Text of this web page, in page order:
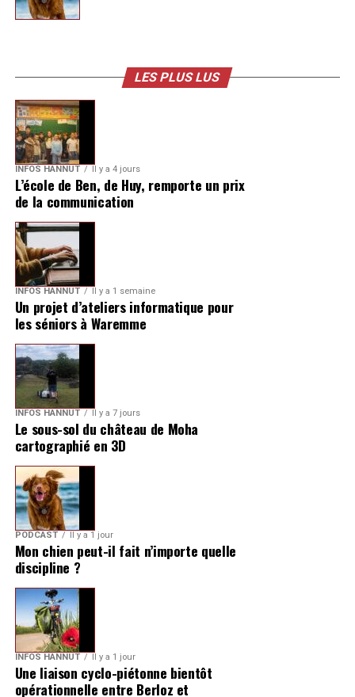
LES PLUS LUS
INFOS HANNUT Il y a 4 jours
L’école de Ben, de Huy, remporte un prix
de la communication
INFOS HANNUT Il y a 1 semaine
Un projet d’ateliers informatique pour
les séniors à Waremme
INFOS HANNUT Il y a 7 jours
Le sous-sol du château de Moha
cartographié en 3D
PODCAST Il y a 1 jour
Mon chien peut-il fait n’importe quelle
discipline ?
INFOS HANNUT Il y a 1 jour
Une liaison cyclo-piétonne bientôt
opérationnelle entre Berloz et